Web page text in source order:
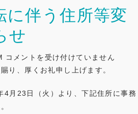
に伴う住所等変
せ
事
務
移
コメントを受け付けていません
り、厚くお礼申し上げます。
4月23日（火）より、下記住所に事務